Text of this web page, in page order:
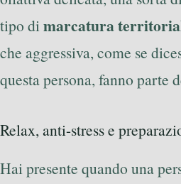
tipo dimarcatura
che aggressiva, come se
questa persona, fanno parte
Relax, anti-stress e
Hai presente quando una